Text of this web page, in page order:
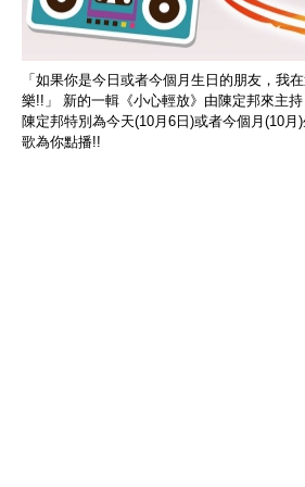
「如果你是今日或者今個月生日的朋友，我
樂!!」 新的一輯《小心輕放》由陳定邦來主持
陳定邦特別為今天(10月6日)或者今個月(10
歌為你點播!!